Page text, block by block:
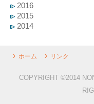
2016
2015
2014
ホーム リンク
COPYRIGHT ©2014